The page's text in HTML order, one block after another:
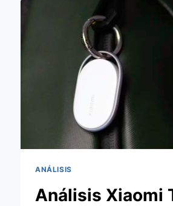
ANÁLISIS
Análisis Xiaomi